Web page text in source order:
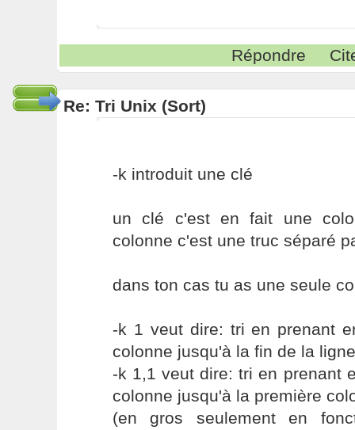
Répondre
Re: Tri Unix (Sort)
-k introduit une clé
un clé c'est en fait une
colonne c'est une truc séparé
dans ton cas tu as une seule
-k 1 veut dire: tri en prenant
colonne jusqu'à la fin de la ligne
-k 1,1 veut dire: tri en prenant
colonne jusqu'à la première
(en gros seulement en